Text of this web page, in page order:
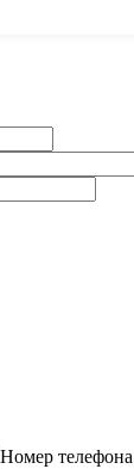
Номер телефона